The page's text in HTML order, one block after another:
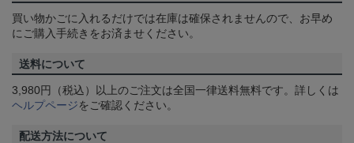
買い物かごに入れるだけでは在庫は確保されませんので、お早め
にご購入手続きをお済ませください。
送料について
3,980円（税込）以上のご注文は全国一律送料無料です。詳しくは
ヘルプページをご確認ください。
配送方法について